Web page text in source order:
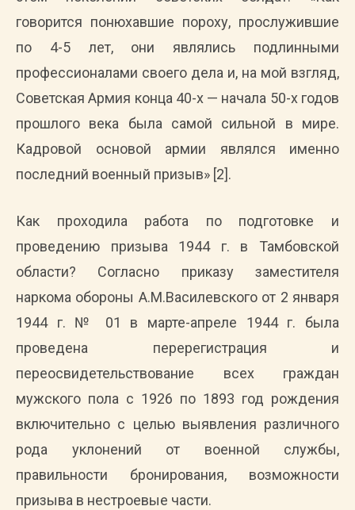
говорится понюхавшие пороху, прослужившие
по 4-5 лет, они являлись подлинными
профессионалами своего дела и, на мой взгляд,
Советская Армия конца 40-х — начала 50-х годов
прошлого века была самой сильной в мире.
Кадровой основой армии являлся именно
последний военный призыв» [2].
Как проходила работа по подготовке и
проведению призыва 1944 г. в Тамбовской
области? Согласно приказу заместителя
наркома обороны А.М.Василевского от 2 января
1944 г. № 01 в марте-апреле 1944 г. была
проведена перерегистрация и
переосвидетельствование всех граждан
мужского пола с 1926 по 1893 год рождения
включительно с целью выявления различного
рода уклонений от военной службы,
правильности бронирования, возможности
призыва в нестроевые части.